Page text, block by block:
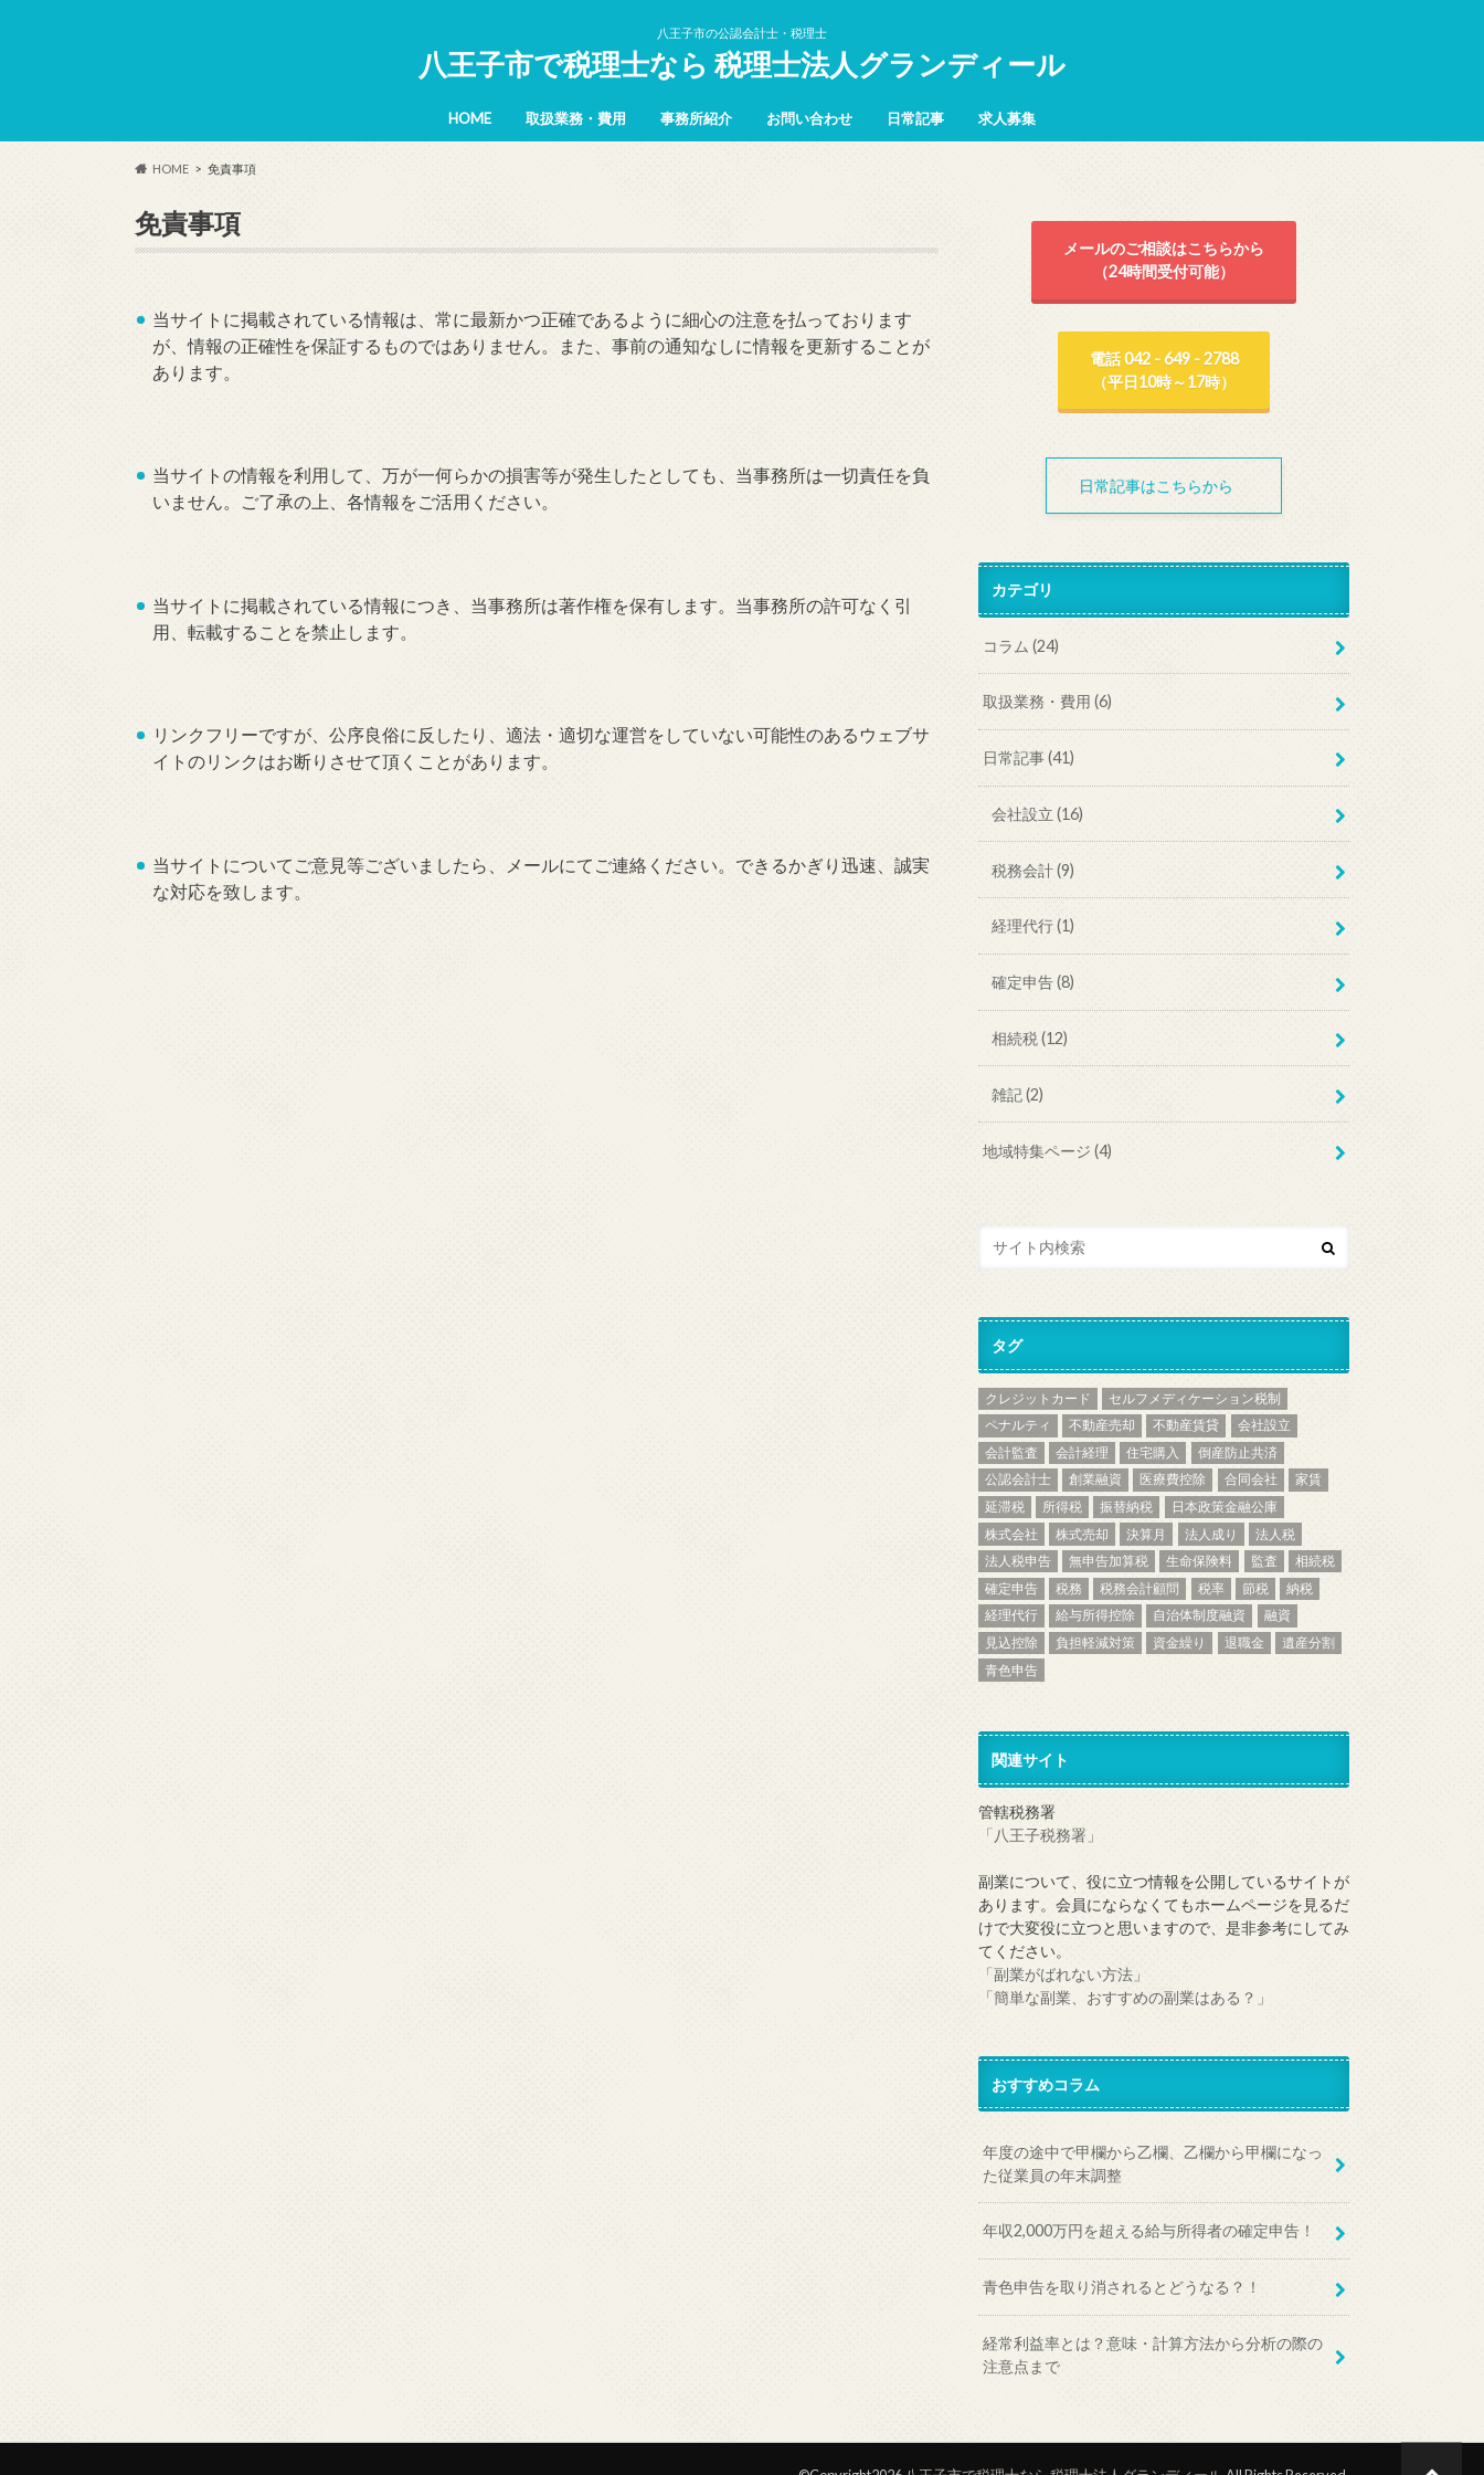
八王子市の公認会計士・税理士
八王子市で税理士なら 税理士法人グランディール
HOME 取扱業務・費用 事務所紹介 お問い合わせ 日常記事 求人募集
HOME 免責事項
免責事項
当サイトに掲載されている情報は、常に最新かつ正確であるように細心の注意を払っております
が、情報の正確性を保証するものではありません。また、事前の通知なしに情報を更新することが
あります。
当サイトの情報を利用して、万が一何らかの損害等が発生したとしても、当事務所は一切責任を負
いません。ご了承の上、各情報をご活用ください。
当サイトに掲載されている情報につき、当事務所は著作権を保有します。当事務所の許可なく引
用、転載することを禁止します。
リンクフリーですが、公序良俗に反したり、適法・適切な運営をしていない可能性のあるウェブサ
イトのリンクはお断りさせて頂くことがあります。
当サイトについてご意見等ございましたら、メールにてご連絡ください。できるかぎり迅速、誠実
な対応を致します。
メールのご相談はこちらから
（24時間受付可能）
電話 042 - 649 - 2788
（平日10時～17時）
日常記事はこちらから
カテゴリ
コラム(24)
取扱業務・費用(6)
日常記事(41)
会社設立 (16)
税務会計(9)
経理代行(1)
確定申告(8)
相続税 (12)
雑記(2)
地域特集ページ(4)
タグ
クレジットカード
セルフメディケーション税制
ペナルティ
不動産売却 不動産賃貸
会社設立
会計監査
会計経理 住宅購入
倒産防止共済
公認会計士
創業融資 医療費控除 合同会社
家賃
延滞税
所得税 振替納税
日本政策金融公庫
株式会社
株式売却 決算月 法人成り
法人税
法人税申告
無申告加算税 生命保険料 監査
相続税
確定申告
税務 税務会計顧問 税率 節税
納税
経理代行
給与所得控除 自治体制度融資
融資
見込控除
負担軽減対策 資金繰り 退職金
遺産分割
青色申告
関連サイト
管轄税務署
「八王子税務署」
副業について、役に立つ情報を公開しているサイトが
あります。会員にならなくてもホームページを見るだ
けで大変役に立つと思いますので、是非参考にしてみ
てください。
「副業がばれない方法」
「簡単な副業、おすすめの副業はある？」
おすすめコラム
年度の途中で甲欄から乙欄、乙欄から甲欄になっ
た従業員の年末調整
年収2,000万円を超える給与所得者の確定申告！
青色申告を取り消されるとどうなる？！
経常利益率とは？意味・計算方法から分析の際の
注意点まで